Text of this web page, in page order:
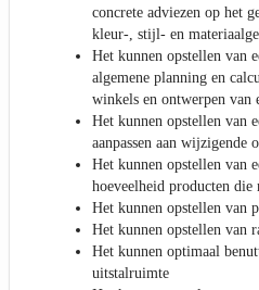
concrete adviezen op het
kleur-, stijl- en
Het kunnen opstellen van
algemene planning en
winkels en ontwerpen van
Het kunnen opstellen van
aanpassen aan wijzigende
Het kunnen opstellen van
hoeveelheid producten die
Het kunnen opstellen van
Het kunnen opstellen van
Het kunnen optimaal
uitstalruimte